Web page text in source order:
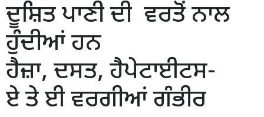
ਦੂਸ਼ਿਤ ਪਾਣੀ ਦੀ ਵਰਤੋਂ ਨਾਲ
ਹੁੰਦੀਆਂ ਹਨ
ਹੈਜ਼ਾ, ਦਸਤ, ਹੈਪੇਟਾਈਟਸ-
ਏ ਤੇ ਈ ਵਰਗੀਆਂ ਗੰਭੀਰ